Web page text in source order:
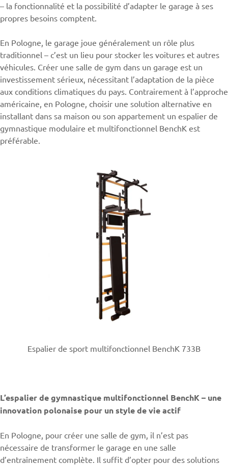
– la fonctionnalité et la possibilité d’adapter le garage à ses
propres besoins comptent.
En Pologne, le garage joue généralement un rôle plus
traditionnel – c’est un lieu pour stocker les voitures et autres
véhicules. Créer une salle de gym dans un garage est un
investissement sérieux, nécessitant l’adaptation de la pièce
aux conditions climatiques du pays. Contrairement à l’approche
américaine, en Pologne, choisir une solution alternative en
installant dans sa maison ou son appartement un espalier de
gymnastique modulaire et multifonctionnel BenchK est
préférable.
Espalier de sport multifonctionnel BenchK 733B
L’espalier de gymnastique multifonctionnel BenchK – une
innovation polonaise pour un style de vie actif
En Pologne, pour créer une salle de gym, il n’est pas
nécessaire de transformer le garage en une salle
d’entraînement complète. Il suffit d’opter pour des solutions